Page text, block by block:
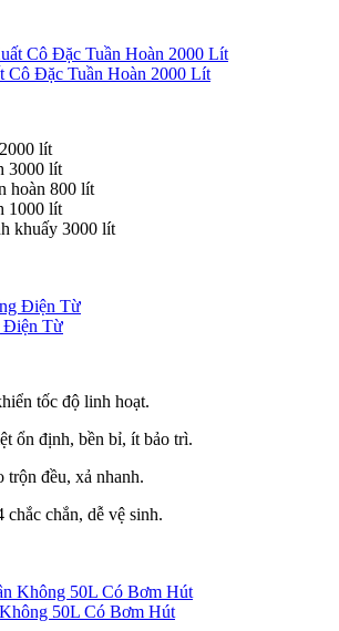
Cô Đặc Tuần Hoàn 2000 Lít
lít
3000 lít
hoàn 800 lít
1000 lít
khuấy 3000 lít
Điện Từ
tốc độ linh hoạt.
ổn định, bền bỉ, ít bảo trì.
trộn đều, xả nhanh.
chắn, dễ vệ sinh.
50L Có Bơm Hút